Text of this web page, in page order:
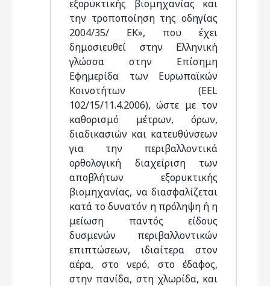
εξορυκτικής βιομηχανίας και
την τροποποίηση της οδηγίας
2004/35/ ΕΚ», που έχει
δημοσιευθεί στην Ελληνική
γλώσσα στην Επίσημη
Εφημερίδα των Ευρωπαϊκών
Κοινοτήτων (EEL
102/15/11.4.2006), ώστε με τον
καθορισμό μέτρων, όρων,
διαδικασιών και κατευθύνσεων
για την περιβαλλοντικά
ορθολογική διαχείριση των
αποβλήτων εξορυκτικής
βιομηχανίας, να διασφαλίζεται
κατά το δυνατόν η πρόληψη ή η
μείωση παντός είδους
δυσμενών περιβαλλοντικών
επιπτώσεων, ιδιαίτερα στον
αέρα, στο νερό, στο έδαφος,
στην πανίδα, στη χλωρίδα, και